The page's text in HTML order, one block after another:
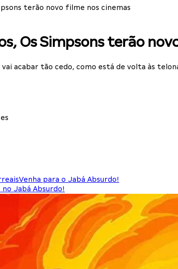
terão novo filme nos cinemas
Os Simpsons terão
vai acabar tão cedo, como está de volta às
Venha para o Jabá Absurdo!
no Jabá Absurdo!